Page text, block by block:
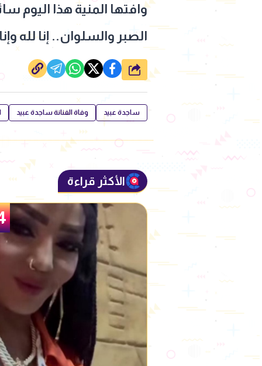
وافتها المنية هذا اليوم
الصبر والسلوان.. إنا لله
شارك
ساجدة عبيد وفاة الفنانة ساجدة عبيد
الأكثر قراءة